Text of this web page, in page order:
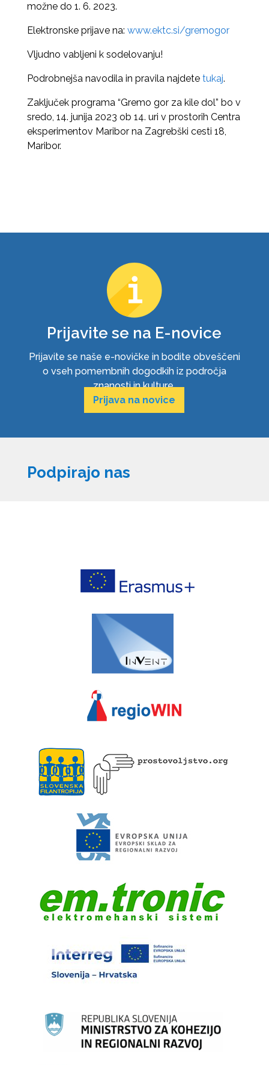
možne do 1. 6. 2023.
Elektronske prijave na: www.ektc.si/gremogor
Vljudno vabljeni k sodelovanju!
Podrobnejša navodila in pravila najdete tukaj.
Zaključek programa “Gremo gor za kile dol” bo v
sredo, 14. junija 2023 ob 14. uri v prostorih Centra
eksperimentov Maribor na Zagrebški cesti 18,
Maribor.
Prijavite se na E-novice
Prijavite se naše e-novičke in bodite obveščeni
o vseh pomembnih dogodkih iz področja
znanosti in kulture.
Prijava na novice
Podpirajo nas